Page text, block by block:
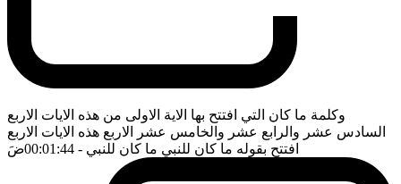
وكلمة ما كان التي افتتح بها الاية الاولى من هذه الايات الاربع
السادس عشر والرابع عشر والخامس عشر الاربع هذه الايات الاربع
افتتح بقوله ما كان للنبي ما كان للنبي - 00:01:44 ضَ